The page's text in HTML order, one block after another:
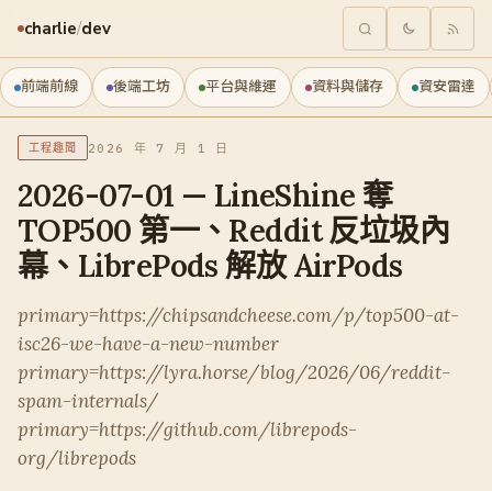
charlie/dev
前端前線 後端工坊 平台與維運 資料與儲存 資安雷達
工程趣聞 2026 年 7 月 1 日
2026-07-01 — LineShine 奪
TOP500 第一、Reddit 反垃圾內
幕、LibrePods 解放 AirPods
primary=https://chipsandcheese.com/p/top500-at-
isc26-we-have-a-new-number
primary=https://lyra.horse/blog/2026/06/reddit-
spam-internals/
primary=https://github.com/librepods-
org/librepods